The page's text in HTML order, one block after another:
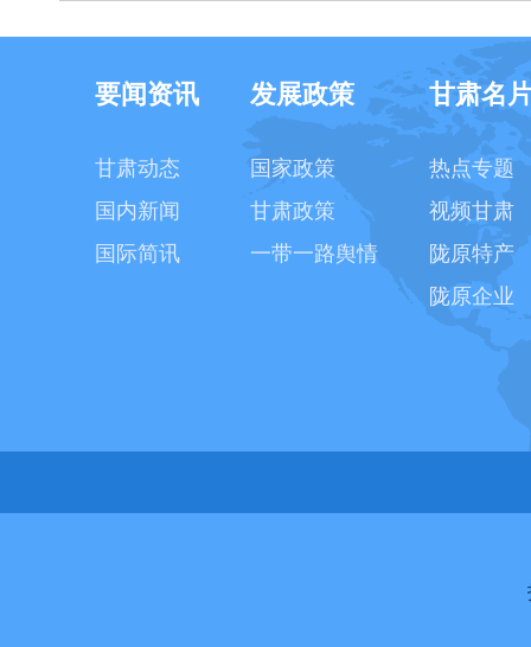
要闻资讯
甘肃动态
国内新闻
国际简讯
发展政策
国家政策
甘肃政策
一带一路舆情
甘肃名
热点专题
视频甘肃
陇原特产
陇原企业